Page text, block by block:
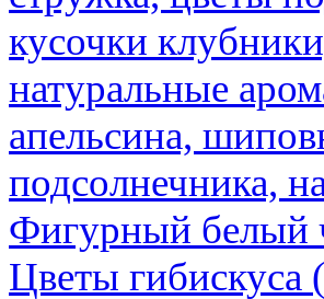
кусочки
натуральные
апельсина,
подсолнечника,
Фигурный белый
Цветы гибискуса